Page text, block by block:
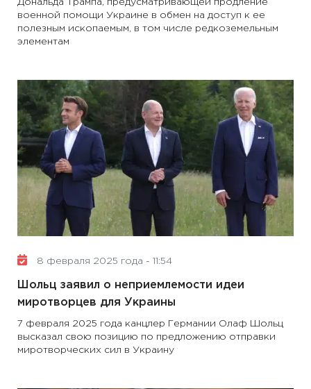
Дональда Трампа, предусматривающей продление
военной помощи Украине в обмен на доступ к ее
полезным ископаемым, в том числе редкоземельным
элементам
8 февраля 2025 года - 11:54
Шольц заявил о неприемлемости идеи
миротворцев для Украины
7 февраля 2025 года канцлер Германии Олаф Шольц
высказал свою позицию по предложению отправки
миротворческих сил в Украину